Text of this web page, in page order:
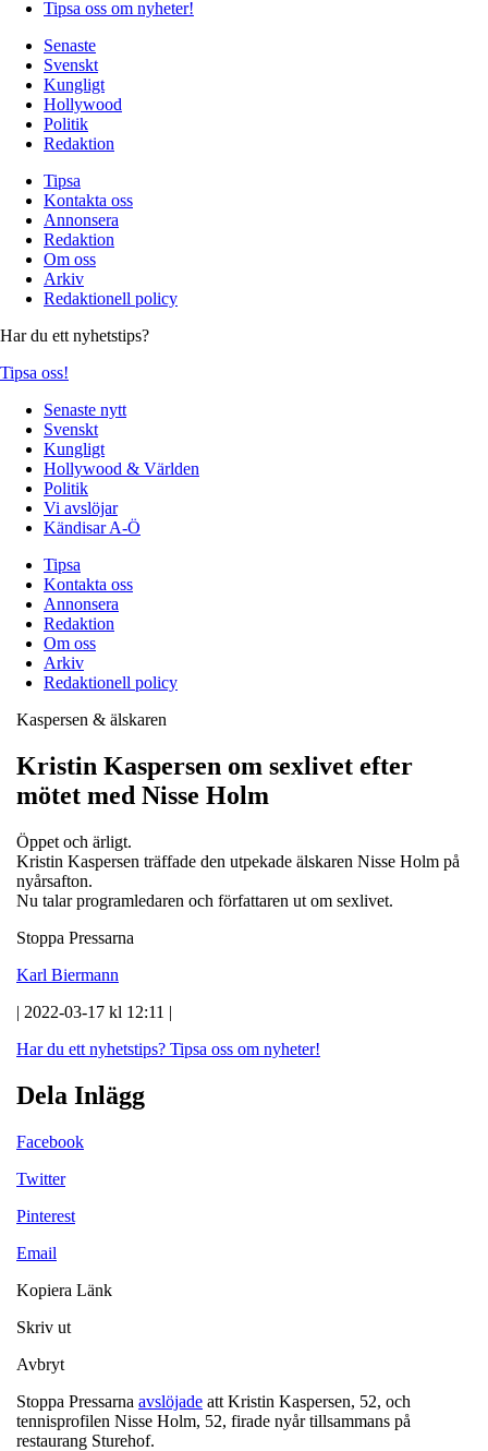
Tipsa oss om nyheter!
Senaste
Svenskt
Kungligt
Hollywood
Politik
Redaktion
Tipsa
Kontakta oss
Annonsera
Redaktion
Om oss
Arkiv
Redaktionell policy
Har du ett nyhetstips?
Tipsa oss!
Senaste nytt
Svenskt
Kungligt
Hollywood & Världen
Politik
Vi avslöjar
Kändisar A-Ö
Tipsa
Kontakta oss
Annonsera
Redaktion
Om oss
Arkiv
Redaktionell policy
Kaspersen & älskaren
Kristin Kaspersen om sexlivet efter
mötet med Nisse Holm
Öppet och ärligt.
Kristin Kaspersen träffade den utpekade älskaren Nisse Holm på
nyårsafton.
Nu talar programledaren och författaren ut om sexlivet.
Stoppa Pressarna
Karl Biermann
| 2022-03-17 kl 12:11 |
Har du ett nyhetstips? Tipsa oss om nyheter!
Dela Inlägg
Facebook
Twitter
Pinterest
Email
Kopiera Länk
Skriv ut
Avbryt
Stoppa Pressarna avslöjade att Kristin Kaspersen, 52, och
tennisprofilen Nisse Holm, 52, firade nyår tillsammans på
restaurang Sturehof.